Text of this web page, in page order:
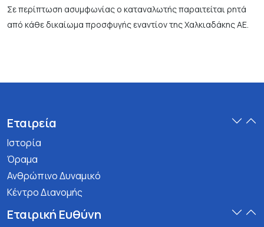
Σε περίπτωση ασυμφωνίας ο καταναλωτής παραιτείται ρητά
από κάθε δικαίωμα προσφυγής εναντίον της Χαλκιαδάκης ΑΕ.
Εταιρεία
Ιστορία
Όραμα
Ανθρώπινο Δυναμικό
Κέντρο Διανομής
Εταιρική Ευθύνη